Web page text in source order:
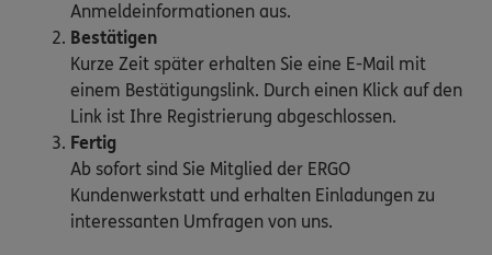
Anmeldeinformationen aus.
Bestätigen
Kurze Zeit später erhalten Sie eine E-Mail mit
einem Bestätigungslink. Durch einen Klick auf den
Link ist Ihre Registrierung abgeschlossen.
Fertig
Ab sofort sind Sie Mitglied der ERGO
Kundenwerkstatt und erhalten Einladungen zu
interessanten Umfragen von uns.